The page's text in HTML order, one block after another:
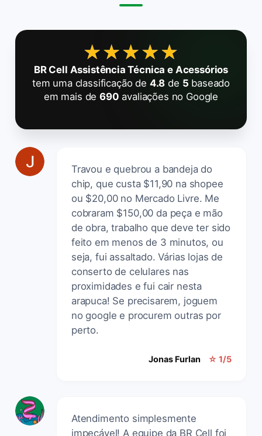
★★★★★
★★★★★
BR Cell Assistência Técnica e Acessórios
tem uma classificação de 4.8 de 5 baseado
em mais de690 avaliações no Google
Travou e quebrou a bandeja do
chip, que custa $11,90 na shopee
ou $20,00 no Mercado Livre. Me
cobraram $150,00 da peça e mão
de obra, trabalho que deve ter sido
feito em menos de 3 minutos, ou
seja, fui assaltado. Várias lojas de
conserto de celulares nas
proximidades e fui cair nesta
arapuca! Se precisarem, joguem
no google e procurem outras por
perto.
Jonas Furlan ☆ 1/5
Atendimento simplesmente
impecável! A equipe da BR Cell foi